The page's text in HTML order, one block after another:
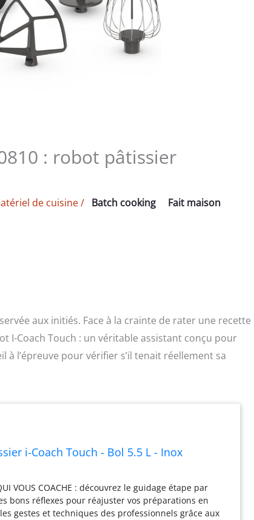
: robot pâtissier
de cuisine/ Batch cooking
Fait maison
aux initiés. Face à la crainte de rater une recette
I-Coach Touch : un véritable assistant conçu pour
l’épreuve pour vérifier s’il tenait réellement sa
i-Coach Touch - Bol 5.5 L - Inox
VOUS COACHE : découvrez le guidage étape par
bons réflexes pour réajuster vos préparations en
gestes et techniques des professionnels grâce aux